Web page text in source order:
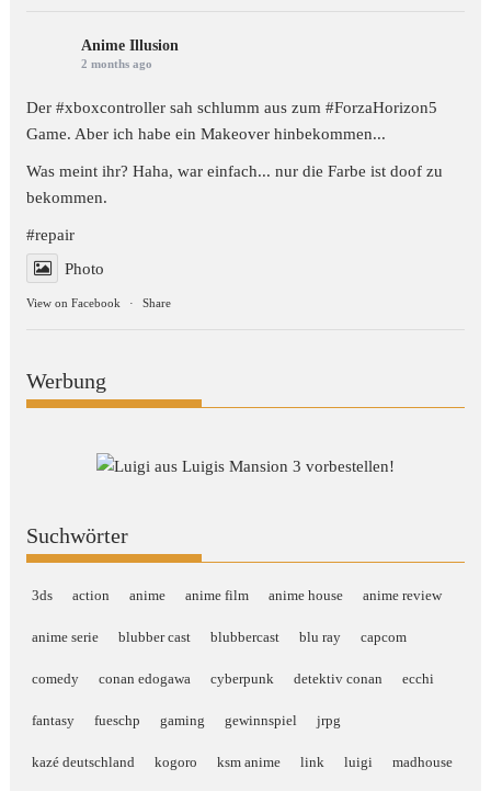
Anime Illusion
2 months ago
Der #xboxcontroller sah schlumm aus zum#ForzaHorizon5
Game. Aber ich habe ein Makeover hinbekommen...
Was meint ihr? Haha, war einfach... nur die Farbe ist doof zu
bekommen.
#repair
Photo
View on Facebook · Share
Werbung
Suchwörter
3ds action anime anime film anime house anime review
anime serie blubber cast blubbercast blu ray capcom
comedy conan edogawa cyberpunk detektiv conan ecchi
fantasy fueschp gaming gewinnspiel jrpg
kazé deutschland kogoro ksm anime link luigi madhouse